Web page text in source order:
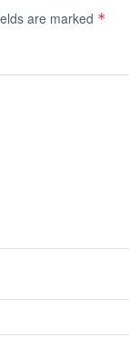
are marked *